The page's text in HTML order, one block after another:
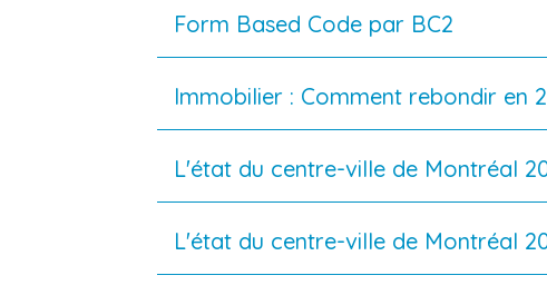
Form Based Code par BC2
Immobilier : Comment rebondir en
L'état du centre-ville de Montréal
L'état du centre-ville de Montréal